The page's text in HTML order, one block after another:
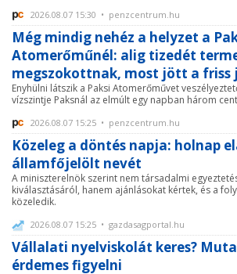
2026.08.07 15:30 • penzcentrum.hu
Még mindig nehéz a helyzet a
Atomerőműnél: alig tizedét
megszokottnak, most jött a friss
Enyhülni látszik a Paksi Atomerőművet
vízszintje Paksnál az elmúlt egy napban három
2026.08.07 15:25 • penzcentrum.hu
Közeleg a döntés napja: holnap
államfőjelölt nevét
A miniszterelnök szerint nem társadalmi
kiválasztásáról, hanem ajánlásokat kértek, és a
közeledik.
2026.08.07 15:25 • gazdasagportal.hu
Vállalati nyelviskolát keres?
érdemes figyelni